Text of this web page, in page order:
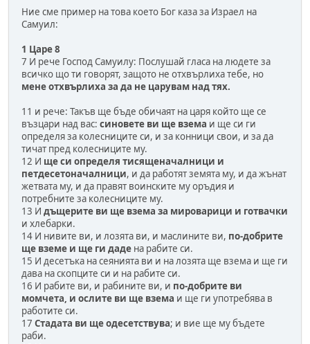
Ние сме пример на това което Бог каза за Израел на
Самуил:
1 Царе 8
7 И рече Господ Самуилу: Послушай гласа на людете за
всичко що ти говорят, защото не отхвърлиха тебе, но
мене отхвърлиха за да не царувам над тях.
11 и рече: Такъв ще бъде обичаят на царя който ще се
възцари над вас: синовете ви ще взема и ще си ги
определя за колесниците си, и за конници свои, и за да
тичат пред колесниците му.
12 И ще си определя тисященачалници и
петдесетоначалници, и да работят земята му, и да жънат
жетвата му, и да правят воинските му оръдия и
потребните за колесниците му.
13 И дъщерите ви ще взема за мироварици и готвачки
и хлебарки.
14 И нивите ви, и лозята ви, и маслините ви, по-добрите
ще вземе и ще ги даде на рабите си.
15 И десетъка на сеянията ви и на лозята ще взема и ще ги
дава на скопците си и на рабите си.
16 И рабите ви, и рабините ви, и по-добрите ви
момчета, и ослите ви ще взема и ще ги употребява в
работите си.
17 Стадата ви ще одесетствува; и вие ще му бъдете
раби.